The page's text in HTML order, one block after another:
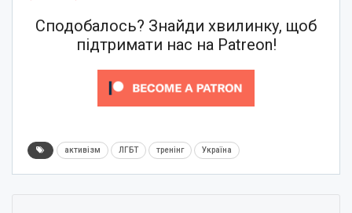
Сподобалось? Знайди хвилинку, щоб
підтримати нас на Patreon!
активізм ЛГБТ тренінг Україна